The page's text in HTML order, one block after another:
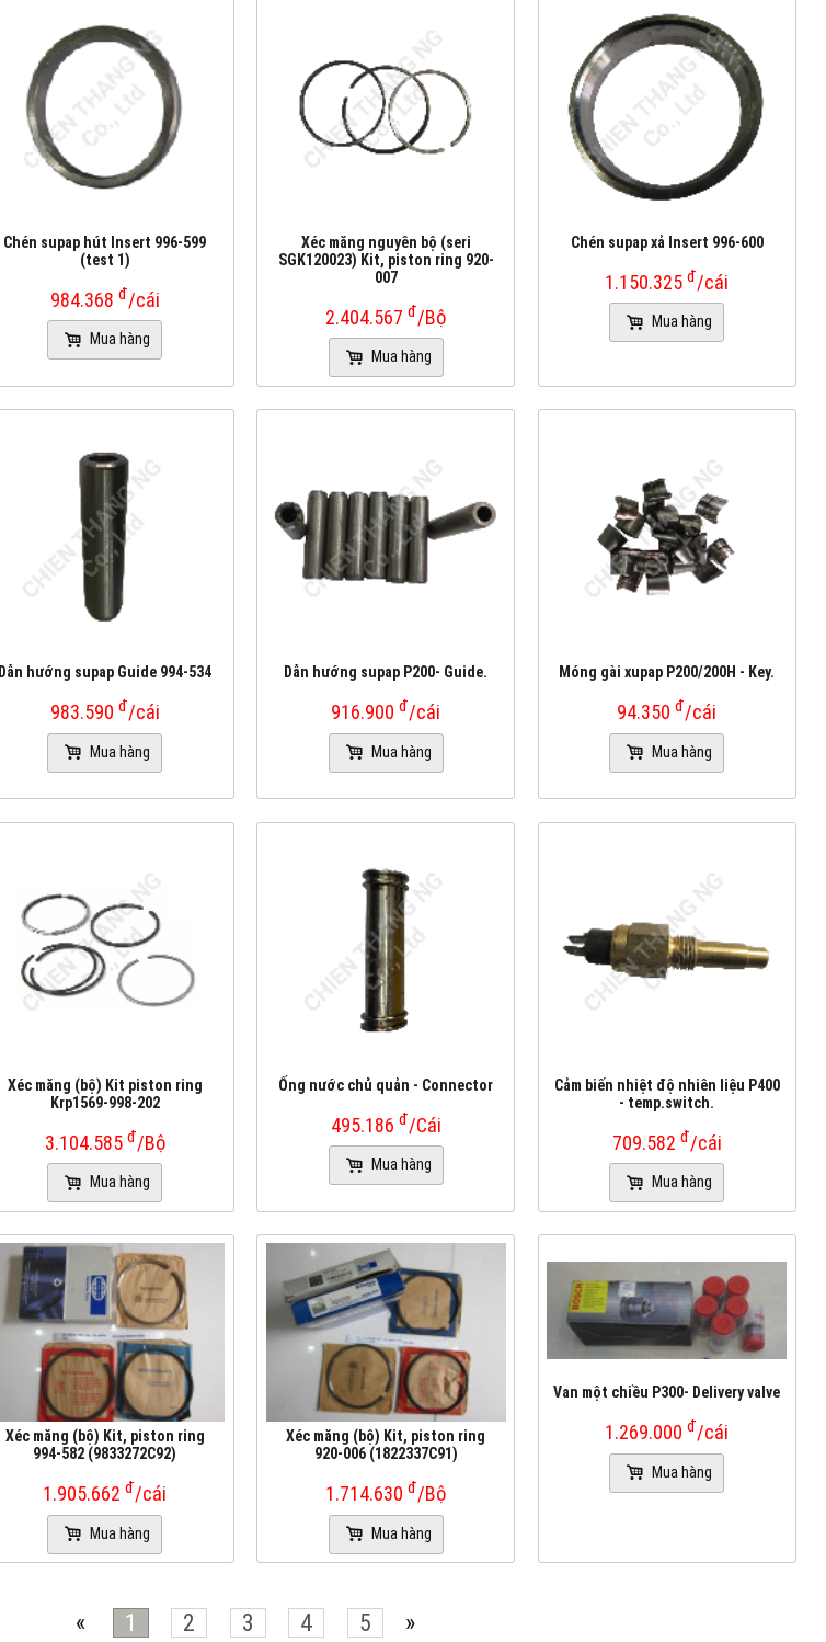
Chén supap hút Insert 996-599
(test 1)
984.368 đ/cái
Mua hàng
Xéc măng nguyên bộ (seri
SGK120023) Kit, piston ring 920-
007
2.404.567đ/Bộ
Mua hàng
Chén supap xả Insert 996-600
1.150.325đ/cái
Mua hàng
Dẫn hướng supap Guide 994-534
983.590 đ/cái
Mua hàng
Dẫn hướng supap P200- Guide.
916.900đ/cái
Mua hàng
Móng gài xupap P200/200H - Key.
94.350đ/cái
Mua hàng
Xéc măng (bộ) Kit piston ring
Krp1569-998-202
3.104.585 đ/Bộ
Mua hàng
Ống nước chủ quản - Connector
495.186 đ/Cái
Mua hàng
Cảm biến nhiệt độ nhiên liệu P400
- temp.switch.
709.582 đ/cái
Mua hàng
Xéc măng (bộ) Kit, piston ring
994-582 (9833272C92)
1.905.662đ/cái
Mua hàng
Xéc măng (bộ) Kit, piston ring
920-006 (1822337C91)
1.714.630đ/Bộ
Mua hàng
Van một chiều P300- Delivery valve
1.269.000đ/cái
Mua hàng
« 1 2 3 4 5 »